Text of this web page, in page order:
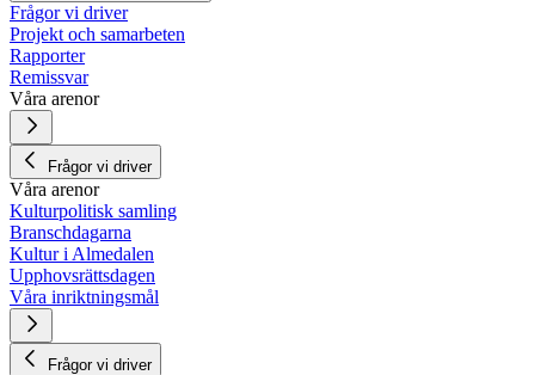
Frågor vi driver
Projekt och samarbeten
Rapporter
Remissvar
Våra arenor
Frågor vi driver
Våra arenor
Kulturpolitisk samling
Branschdagarna
Kultur i Almedalen
Upphovsrättsdagen
Våra inriktningsmål
Frågor vi driver